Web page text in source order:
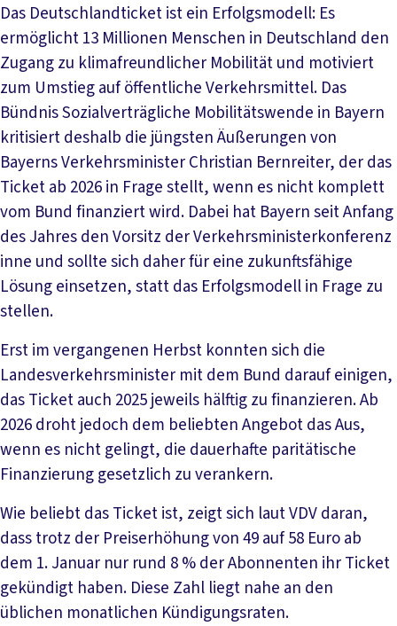
Das Deutschlandticket ist ein Erfolgsmodell: Es
ermöglicht 13 Millionen Menschen in Deutschland den
Zugang zu klimafreundlicher Mobilität und motiviert
zum Umstieg auf öffentliche Verkehrsmittel. Das
Bündnis Sozialverträgliche Mobilitätswende in Bayern
kritisiert deshalb die jüngsten Äußerungen von
Bayerns Verkehrsminister Christian Bernreiter, der das
Ticket ab 2026 in Frage stellt, wenn es nicht komplett
vom Bund finanziert wird. Dabei hat Bayern seit Anfang
des Jahres den Vorsitz der Verkehrsministerkonferenz
inne und sollte sich daher für eine zukunftsfähige
Lösung einsetzen, statt das Erfolgsmodell in Frage zu
stellen.
Erst im vergangenen Herbst konnten sich die
Landesverkehrsminister mit dem Bund darauf einigen,
das Ticket auch 2025 jeweils hälftig zu finanzieren. Ab
2026 droht jedoch dem beliebten Angebot das Aus,
wenn es nicht gelingt, die dauerhafte paritätische
Finanzierung gesetzlich zu verankern.
Wie beliebt das Ticket ist, zeigt sich laut VDV daran,
dass trotz der Preiserhöhung von 49 auf 58 Euro ab
dem 1. Januar nur rund 8 % der Abonnenten ihr Ticket
gekündigt haben. Diese Zahl liegt nahe an den
üblichen monatlichen Kündigungsraten.